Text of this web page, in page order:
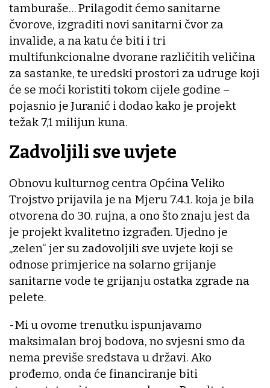
tamburaše… Prilagodit ćemo sanitarne
čvorove, izgraditi novi sanitarni čvor za
invalide, a na katu će biti i tri
multifunkcionalne dvorane različitih veličina
za sastanke, te uredski prostori za udruge koji
će se moći koristiti tokom cijele godine –
pojasnio je Juranić i dodao kako je projekt
težak 7,1 milijun kuna.
Zadvoljili sve uvjete
Obnovu kulturnog centra Općina Veliko
Trojstvo prijavila je na Mjeru 7.4.1. koja je bila
otvorena do 30. rujna, a ono što znaju jest da
je projekt kvalitetno izgrađen. Ujedno je
„zelen“ jer su zadovoljili sve uvjete koji se
odnose primjerice na solarno grijanje
sanitarne vode te grijanju ostatka zgrade na
pelete.
-Mi u ovome trenutku ispunjavamo
maksimalan broj bodova, no svjesni smo da
nema previše sredstava u državi. Ako
prođemo, onda će financiranje biti